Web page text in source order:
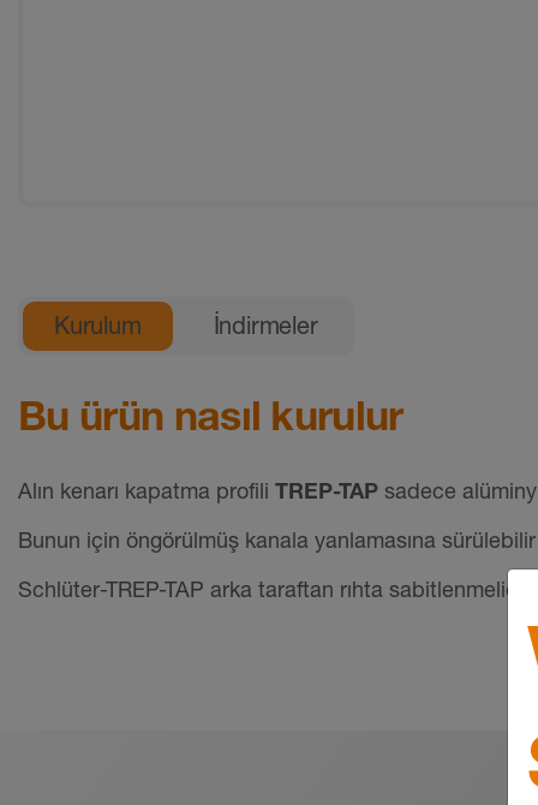
Genel ürün bilgileri
Kurulum
Bu ürün nasıl kurulur
Alın kenarı kapatma profili TREP-TAP sadece
Bunun için öngörülmüş kanala yanlamasına
Schlüter-TREP-TAP arka taraftan rıhta
İndirmeler